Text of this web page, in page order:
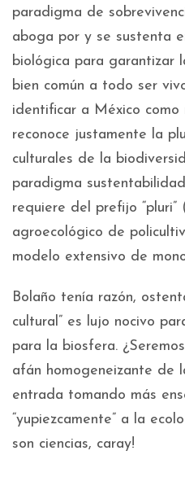
paradigma de
aboga por y se sustenta
biológica para garantizar
bien común a todo ser
identificar a México como
reconoce justamente la
culturales de la
paradigma
requiere del prefijo “pluri”
agroecológico de
modelo extensivo de
Bolaño tenía razón,
cultural” es lujo nocivo
para la biosfera.
afán homogeneizante de
entrada tomando más
“yupiezcamente” a la
son ciencias, caray!